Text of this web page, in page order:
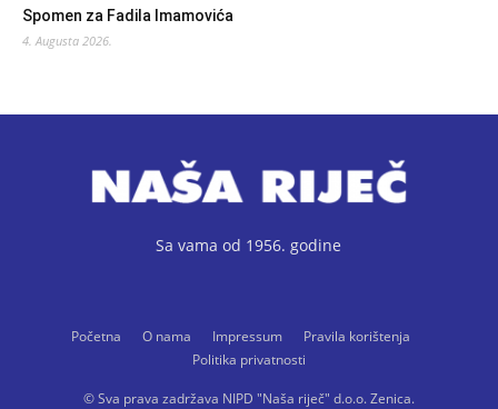
Spomen za Fadila Imamovića
4. Augusta 2026.
Sa vama od 1956. godine
Početna O nama Impressum
Pravila korištenja
Politika privatnosti
© Sva prava zadržava NIPD "Naša riječ" d.o.o. Zenica.